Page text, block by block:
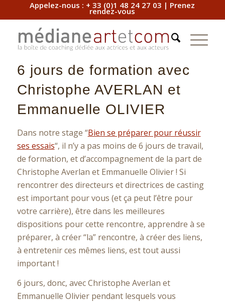
Appelez-nous : + 33 (0)1 48 24 27 03 | Prenez
rendez-vous
6 jours de formation avec
Christophe AVERLAN et
Emmanuelle OLIVIER
Dans notre stage “Bien se préparer pour réussir
ses essais“, il n’y a pas moins de 6 jours de travail,
de formation, et d’accompagnement de la part de
Christophe Averlan et Emmanuelle Olivier ! Si
rencontrer des directeurs et directrices de casting
est important pour vous (et ça peut l’être pour
votre carrière), être dans les meilleures
dispositions pour cette rencontre, apprendre à se
préparer, à créer “la” rencontre, à créer des liens,
à entretenir ces mêmes liens, est tout aussi
important !
6 jours, donc, avec Christophe Averlan et
Emmanuelle Olivier pendant lesquels vous